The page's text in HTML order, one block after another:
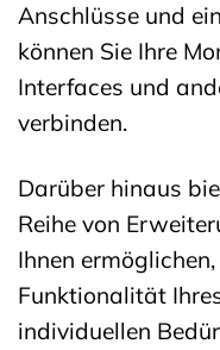
Anschlüsse und
können Sie Ihre
Interfaces und
verbinden.
Darüber hinaus
Reihe von
Ihnen
Funktionalität
individuellen